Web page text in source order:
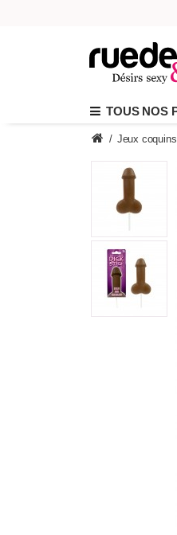
TOUS NOS
/ Jeux coquins